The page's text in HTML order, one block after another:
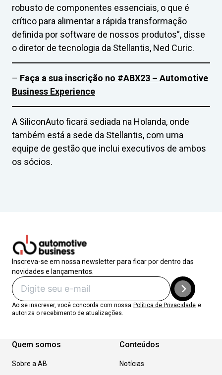
robusto de componentes essenciais, o que é
crítico para alimentar a rápida transformação
definida por software de nossos produtos”, disse
o diretor de tecnologia da Stellantis, Ned Curic.
– Faça a sua inscrição no #ABX23 – Automotive
Business Experience
A SiliconAuto ficará sediada na Holanda, onde
também está a sede da Stellantis, com uma
equipe de gestão que inclui executivos de ambos
os sócios.
Inscreva-se em nossa newsletter para ficar por dentro das
novidades e lançamentos.
Ao se inscrever, você concorda com nossa Política de Privacidade e
autoriza o recebimento de atualizações.
Quem somos
Sobre a AB
Conteúdos
Notícias